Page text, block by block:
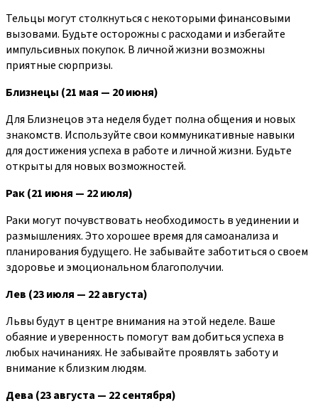
Тельцы могут столкнуться с некоторыми финансовыми
вызовами. Будьте осторожны с расходами и избегайте
импульсивных покупок. В личной жизни возможны
приятные сюрпризы.
Близнецы (21 мая — 20 июня)
Для Близнецов эта неделя будет полна общения и новых
знакомств. Используйте свои коммуникативные навыки
для достижения успеха в работе и личной жизни. Будьте
открыты для новых возможностей.
Рак (21 июня — 22 июля)
Раки могут почувствовать необходимость в уединении и
размышлениях. Это хорошее время для самоанализа и
планирования будущего. Не забывайте заботиться о своем
здоровье и эмоциональном благополучии.
Лев (23 июля — 22 августа)
Львы будут в центре внимания на этой неделе. Ваше
обаяние и уверенность помогут вам добиться успеха в
любых начинаниях. Не забывайте проявлять заботу и
внимание к близким людям.
Дева (23 августа — 22 сентября)